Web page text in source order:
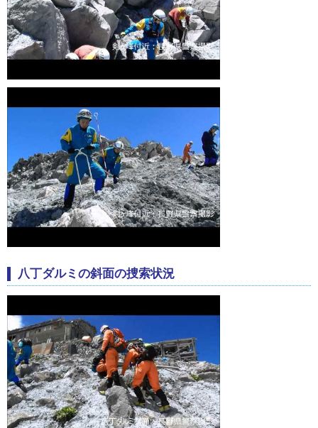
八丁ダルミの斜面の捜索状況